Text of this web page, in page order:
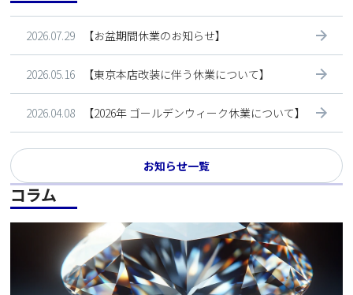
2026.07.29 【お盆期間休業のお知らせ】
2026.05.16 【東京本店改装に伴う休業について】
2026.04.08 【2026年 ゴールデンウィーク休業について】
お知らせ一覧
コラム